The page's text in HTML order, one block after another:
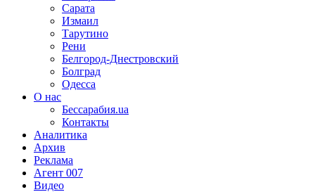
Сарата
Измаил
Тарутино
Рени
Белгород-Днестровский
Болград
Одесса
О нас
Бессарабия.ua
Контакты
Аналитика
Архив
Реклама
Агент 007
Видео